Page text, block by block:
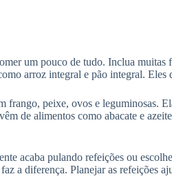
um pouco de tudo. Inclua muitas
arroz integral e pão integral. Eles
frango, peixe, ovos e leguminosas.
de alimentos como abacate e
acaba pulando refeições ou
a diferença. Planejar as refeições